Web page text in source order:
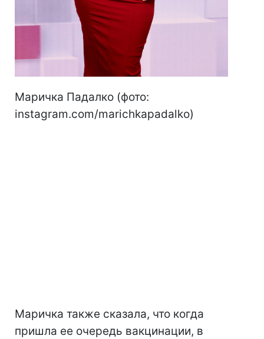
Маричка Падалко (фото:
instagram.com/marichkapadalko)
Маричка также сказала, что когда
пришла ее очередь вакцинации, в